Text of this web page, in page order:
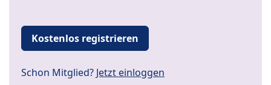
Kostenlos registrieren
Schon Mitglied? Jetzt einloggen